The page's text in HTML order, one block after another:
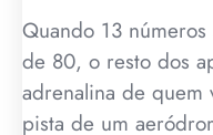
Quando 13
de 80, o resto dos
adrenalina de quem
pista de um